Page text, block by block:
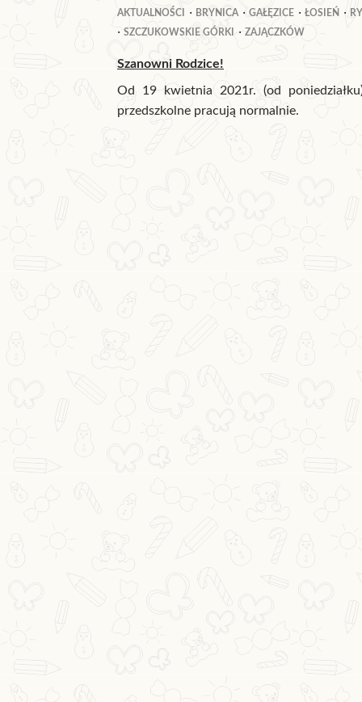
AKTUALNOŚCI BRYNICA GAŁĘZICE ŁOSIEŃ
SZCZUKOWSKIE GÓRKI
ZAJĄCZKÓW
Szanowni Rodzice!
Od 19 kwietnia 2021r. (od
przedszkolne pracują normalnie.